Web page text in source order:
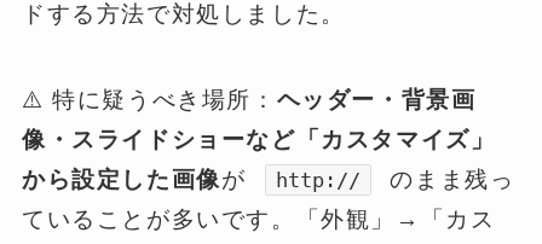
ドする方法で対処しました。
⚠️ 特に疑うべき場所： ヘッダー・背景画
像・スライドショーなど「カスタマイズ」
から設定した画像が http://
のまま残っ
ていることが多いです。「外観」→「カス